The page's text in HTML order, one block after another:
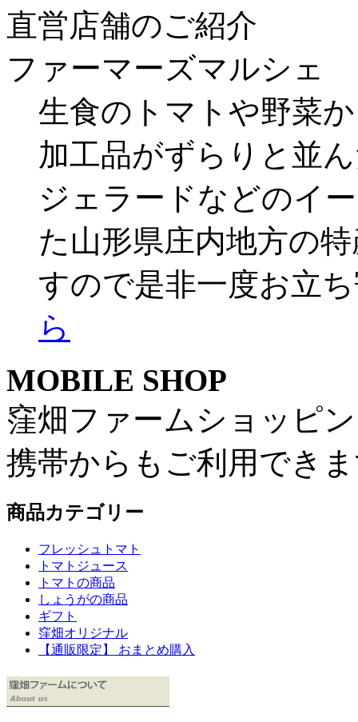
直営店舗のご紹介
ファーマーズマルシェ
生食のトマトや野菜
加工品がずらりと並
ジェラードなどのイ
た山形県庄内地方の
すので是非一度お立
ら
MOBILE SHOP
窪畑ファームショッピ
携帯からもご利用でき
商品カテゴリー
フレッシュトマト
トマトジュース
トマトの商品
しょうがの商品
ギフト
窪畑オリジナル
【通販限定】 おまとめ購入